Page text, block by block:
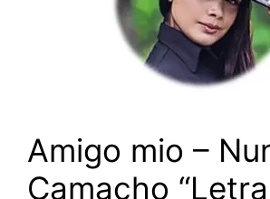
Amigo mio –
Camacho